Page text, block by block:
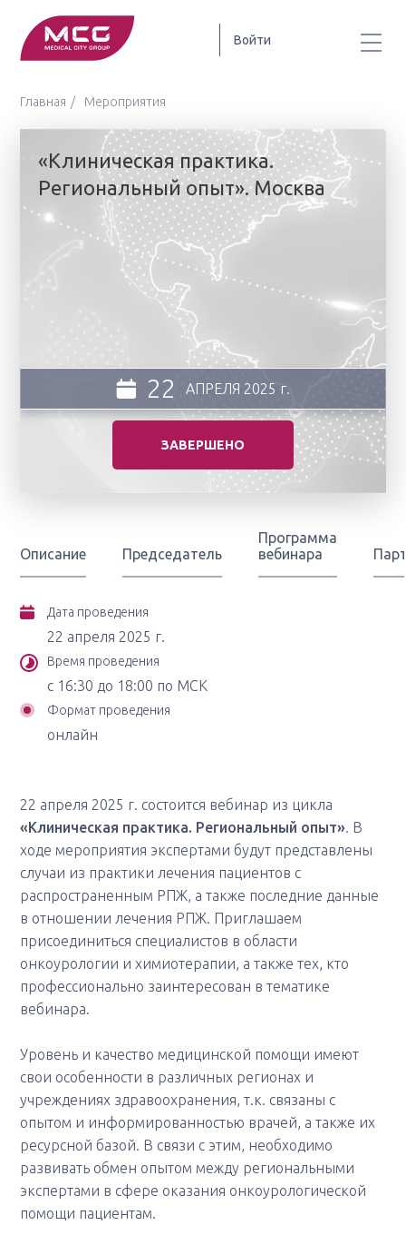
Войти
Главная Мероприятия
«Клиническая практика.
Региональный опыт». Москва
ЗАВЕРШЕНО
22 АПРЕЛЯ 2025 г.
Описание Председатель
Программа
вебинара
Дата проведения
22 апреля 2025 г.
Время проведения
с 16:30 до 18:00 по МСК
Формат проведения
онлайн
22 апреля 2025 г. состоится вебинар из цикла
«Клиническая практика. Региональный опыт». В
ходе мероприятия экспертами будут представлены
случаи из практики лечения пациентов с
распространенным РПЖ, а также последние данные
в отношении лечения РПЖ. Приглашаем
присоединиться специалистов в области
онкоурологии и химиотерапии, а также тех, кто
профессионально заинтересован в тематике
вебинара.
Уровень и качество медицинской помощи имеют
свои особенности в различных регионах и
учреждениях здравоохранения, т.к. связаны с
опытом и информированностью врачей, а также их
ресурсной базой. В связи с этим, необходимо
развивать обмен опытом между региональными
экспертами в сфере оказания онкоурологической
помощи пациентам.